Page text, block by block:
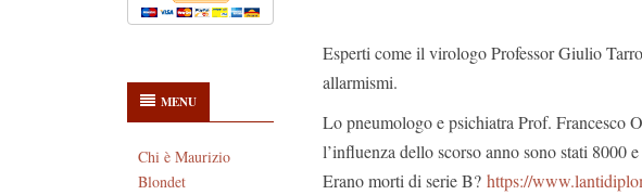
MENU
Chi è Maurizio
Blondet
Esperti come il virologo Professor Giulio
allarmismi.
Lo pneumologo e psichiatra Prof. Francesco
l’influenza dello scorso anno sono stati 8000
Erano morti di serie B? https://